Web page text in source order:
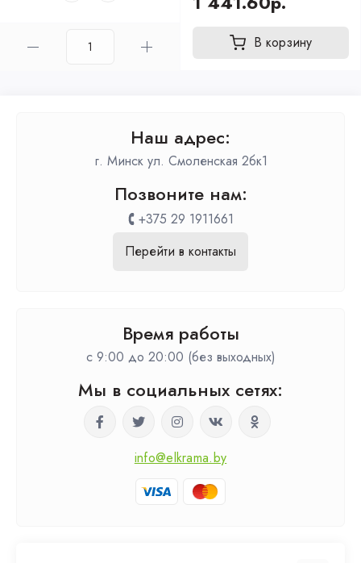
В корзину
Наш адрес:
г. Минск ул. Смоленская 2бк1
Позвоните нам:
+375 29 1911661
Перейти в контакты
Время работы
c 9:00 до 20:00 (без выходных)
Мы в социальных сетях:
info@elkrama.by